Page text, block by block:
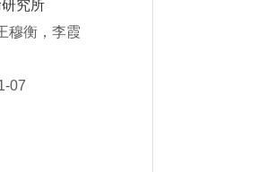
究所
穆衡，李霞
07